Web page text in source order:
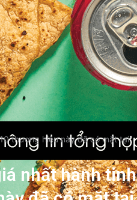
thương hiệu này đã có mặt tại
nhất hành tinh